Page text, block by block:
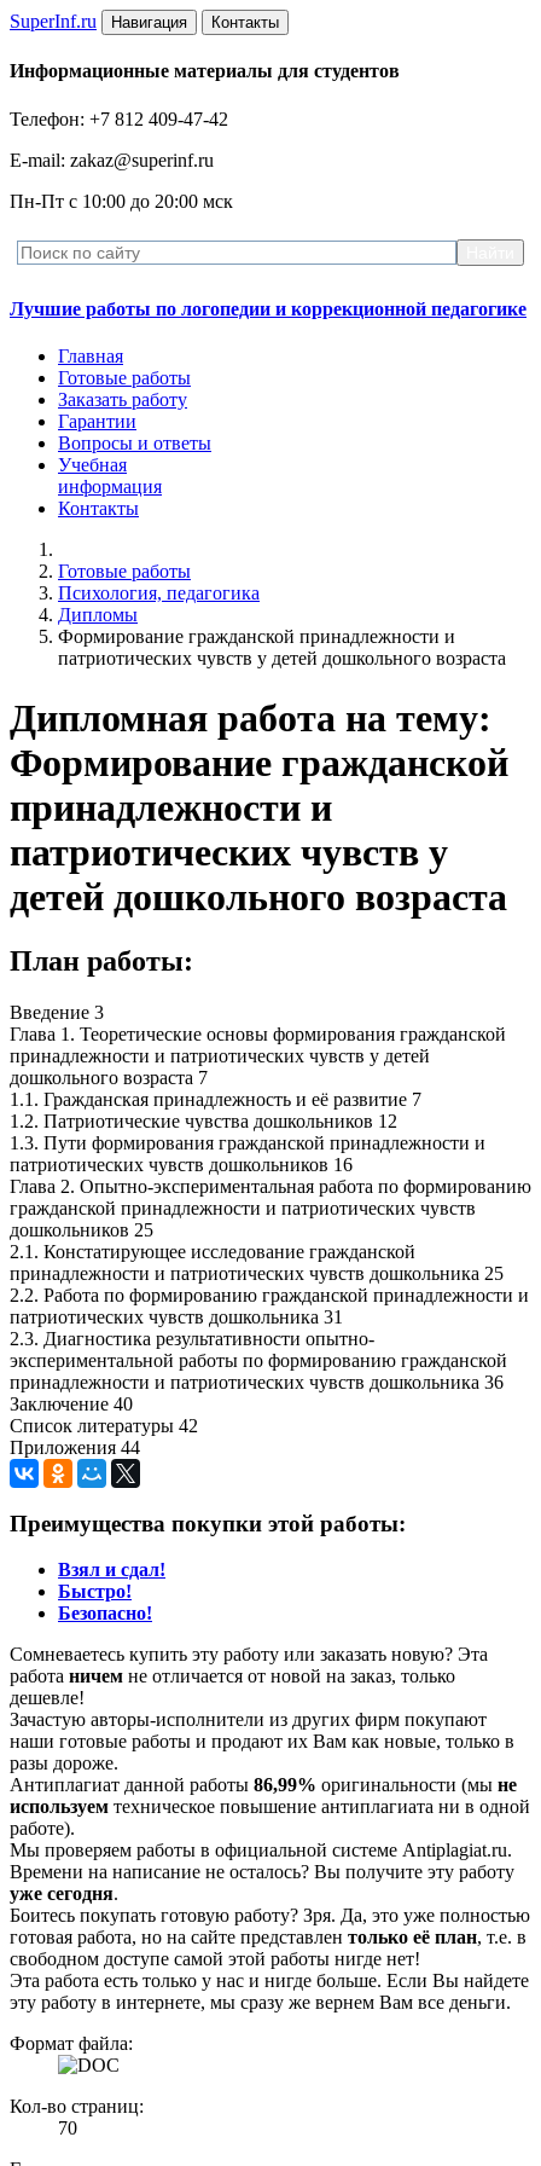
SuperInf.ru Навигация Контакты
Информационные материалы для студентов
Телефон: +7 812 409-47-42
E-mail: zakaz@superinf.ru
Пн-Пт с 10:00 до 20:00 мск
Лучшие работы по логопедии и коррекционной педагогике
Главная
Готовые работы
Заказать работу
Гарантии
Вопросы и ответы
Учебная
информация
Контакты
Готовые работы
Психология, педагогика
Дипломы
Формирование гражданской принадлежности и
патриотических чувств у детей дошкольного возраста
Дипломная работа на тему:
Формирование гражданской
принадлежности и
патриотических чувств у
детей дошкольного возраста
План работы:
Введение 3
Глава 1. Теоретические основы формирования гражданской
принадлежности и патриотических чувств у детей
дошкольного возраста 7
1.1. Гражданская принадлежность и её развитие 7
1.2. Патриотические чувства дошкольников 12
1.3. Пути формирования гражданской принадлежности и
патриотических чувств дошкольников 16
Глава 2. Опытно-экспериментальная работа по формированию
гражданской принадлежности и патриотических чувств
дошкольников 25
2.1. Констатирующее исследование гражданской
принадлежности и патриотических чувств дошкольника 25
2.2. Работа по формированию гражданской принадлежности и
патриотических чувств дошкольника 31
2.3. Диагностика результативности опытно-
экспериментальной работы по формированию гражданской
принадлежности и патриотических чувств дошкольника 36
Заключение 40
Список литературы 42
Приложения 44
Преимущества покупки этой работы:
Взял и сдал!
Быстро!
Безопасно!
Сомневаетесь купить эту работу или заказать новую? Эта
работа ничем не отличается от новой на заказ, только
дешевле!
Зачастую авторы-исполнители из других фирм покупают
наши готовые работы и продают их Вам как новые, только в
разы дороже.
Антиплагиат данной работы 86,99% оригинальности (мы не
используем техническое повышение антиплагиата ни в одной
работе).
Мы проверяем работы в официальной системе Аntiplagiat.ru.
Времени на написание не осталось? Вы получите эту работу
уже сегодня.
Боитесь покупать готовую работу? Зря. Да, это уже полностью
готовая работа, но на сайте представлен только её план, т.е. в
свободном доступе самой этой работы нигде нет!
Эта работа есть только у нас и нигде больше. Если Вы найдете
эту работу в интернете, мы сразу же вернем Вам все деньги.
Формат файла:
Кол-во страниц:
70